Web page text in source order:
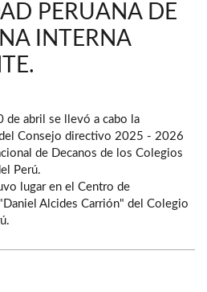
PERUANA DE
INTERNA
de abril se llevó a cabo la
Consejo directivo 2025 - 2026
de Decanos de los Colegios
del Perú.
lugar en el Centro de
Alcides Carrión" del Colegio